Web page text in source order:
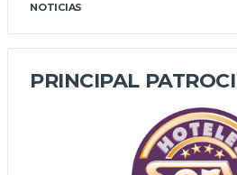
NOTICIAS
PRINCIPAL